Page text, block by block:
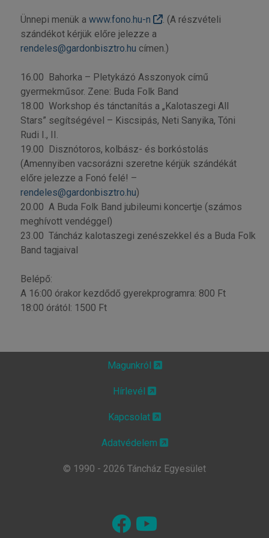
Ünnepi menük a www.fono.hu-n
. (A részvételi
szándékot kérjük előre jelezze a
rendeles@gardonbisztro.hu címen.)
16.00  Bahorka – Pletykázó Asszonyok című
gyermekműsor. Zene: Buda Folk Band
18.00  Workshop és tánctanítás a „Kalotaszegi All
Stars” segítségével – Kiscsipás, Neti Sanyika, Tóni
Rudi I., II.
19.00  Disznótoros, kolbász- és borkóstolás
(Amennyiben vacsorázni szeretne kérjük szándékát
előre jelezze a Fonó felé! –
rendeles@gardonbisztro.hu)
20.00  A Buda Folk Band jubileumi koncertje (számos
meghívott vendéggel)
23.00  Táncház kalotaszegi zenészekkel és a Buda Folk
Band tagjaival
Belépő:
A 16:00 órakor kezdődő gyerekprogramra: 800 Ft
18:00 órától: 1500 Ft
Magunkról
Hírlevél
Kapcsolat
Adatvédelem
© 1990 - 2026 Táncház Egyesület